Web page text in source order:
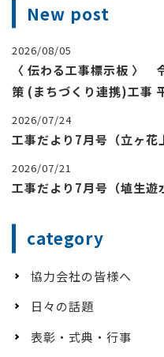
New post
2026/08/05
〈 伝わる工事標示板 〉
策 (まちづくり連携)工事
2026/07/24
工事だより7月号（立ヶ花
2026/07/21
工事だより7月号（埴生遊
category
協力会社の皆様へ
日々の話題
表彰・式典・行事